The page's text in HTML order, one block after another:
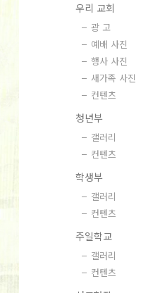
우리 교회
광 고
예배 사진
행사 사진
새가족 사진
컨텐츠
청년부
갤러리
컨텐츠
학생부
갤러리
컨텐츠
주일학교
갤러리
컨텐츠